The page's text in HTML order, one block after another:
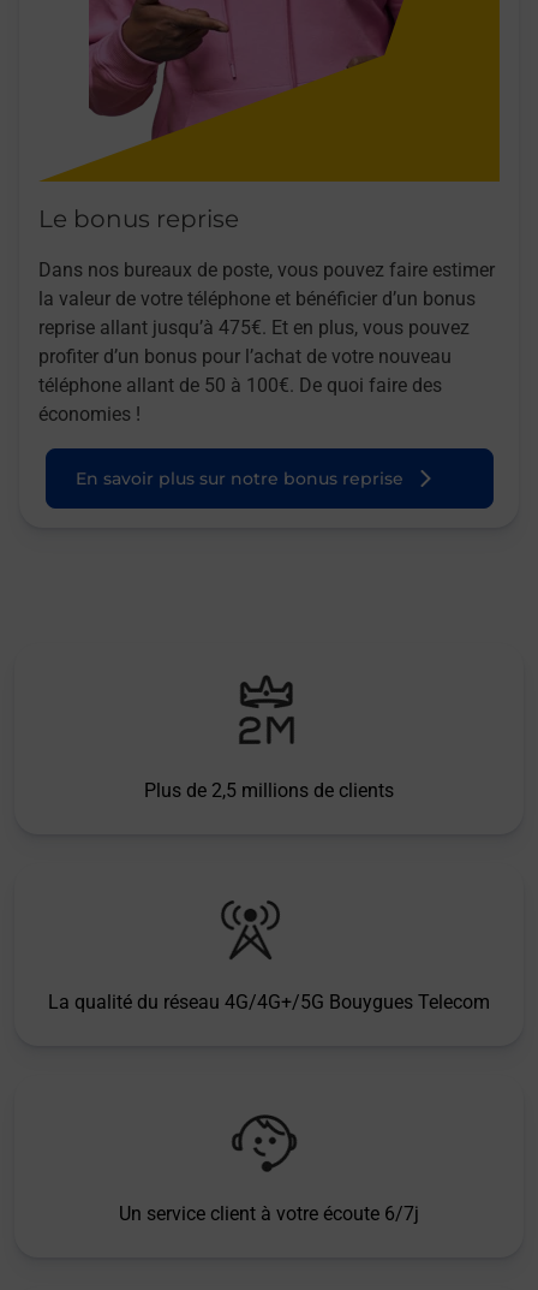
Le bonus reprise
Dans nos bureaux de poste, vous pouvez faire estimer
la valeur de votre téléphone et bénéficier d’un bonus
reprise allant jusqu’à 475€. Et en plus, vous pouvez
profiter d’un bonus pour l’achat de votre nouveau
téléphone allant de 50 à 100€. De quoi faire des
économies !
En savoir plus sur notre bonus reprise
Plus de 2,5 millions de clients
La qualité du réseau 4G/4G+/5G Bouygues Telecom
Un service client à votre écoute 6/7j